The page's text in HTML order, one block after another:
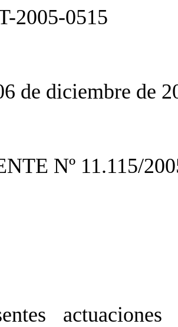
2005-0515
de diciembre de
Nº 11.115/